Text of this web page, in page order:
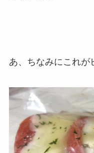
あ、ちなみにこれが